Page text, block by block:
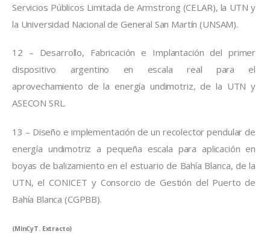
Servicios Públicos Limitada de Armstrong (CELAR), la UTN y
la Universidad Nacional de General San Martín (UNSAM).
12 – Desarrollo, Fabricación e Implantación del primer
dispositivo argentino en escala real para el
aprovechamiento de la energía undimotriz, de la UTN y
ASECON SRL.
13 – Diseño e implementación de un recolector pendular de
energía undimotriz a pequeña escala para aplicación en
boyas de balizamiento en el estuario de Bahía Blanca, de la
UTN, el CONICET y Consorcio de Gestión del Puerto de
Bahía Blanca (CGPBB).
(MinCyT. Extracto)